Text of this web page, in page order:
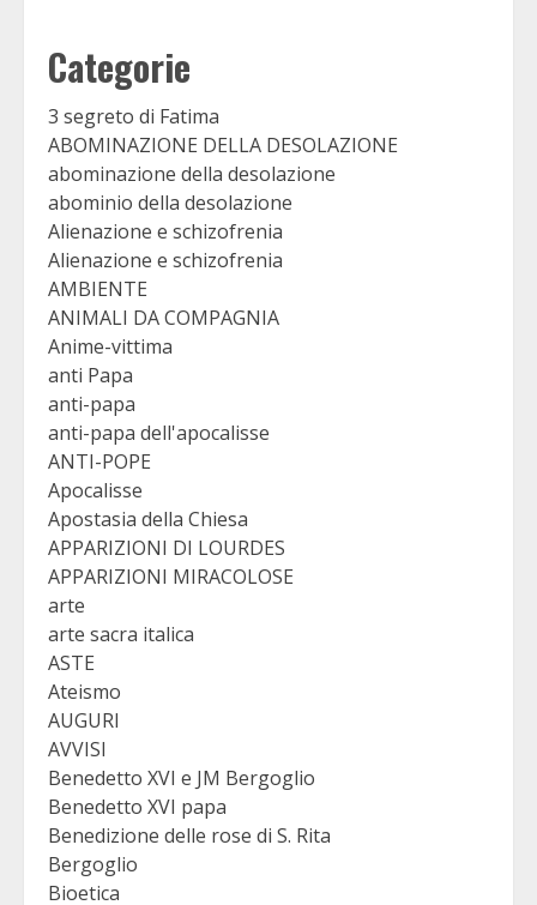
Categorie
3 segreto di Fatima
ABOMINAZIONE DELLA DESOLAZIONE
abominazione della desolazione
abominio della desolazione
Alienazione e schizofrenia
Alienazione e schizofrenia
AMBIENTE
ANIMALI DA COMPAGNIA
Anime-vittima
anti Papa
anti-papa
anti-papa dell'apocalisse
ANTI-POPE
Apocalisse
Apostasia della Chiesa
APPARIZIONI DI LOURDES
APPARIZIONI MIRACOLOSE
arte
arte sacra italica
ASTE
Ateismo
AUGURI
AVVISI
Benedetto XVI e JM Bergoglio
Benedetto XVI papa
Benedizione delle rose di S. Rita
Bergoglio
Bioetica